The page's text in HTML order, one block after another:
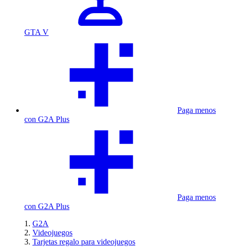
GTA V
Paga menos
con G2A Plus
Paga menos
con G2A Plus
G2A
Videojuegos
Tarjetas regalo para videojuegos